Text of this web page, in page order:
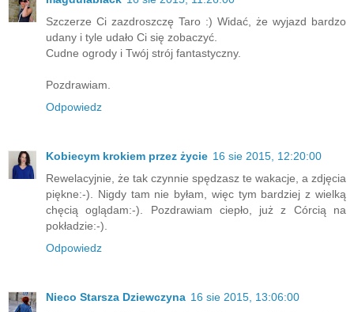
Szczerze Ci zazdroszczę Taro :) Widać, że wyjazd bardzo
udany i tyle udało Ci się zobaczyć.
Cudne ogrody i Twój strój fantastyczny.
Pozdrawiam.
Odpowiedz
Kobiecym krokiem przez życie 16 sie 2015, 12:20:00
Rewelacyjnie, że tak czynnie spędzasz te wakacje, a zdjęcia
piękne:-). Nigdy tam nie byłam, więc tym bardziej z wielką
chęcią oglądam:-). Pozdrawiam ciepło, już z Córcią na
pokładzie:-).
Odpowiedz
Nieco Starsza Dziewczyna 16 sie 2015, 13:06:00